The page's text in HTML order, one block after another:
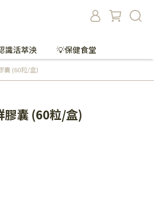
識活萃泱 💡保健食堂
囊 (60粒/盒)
膠囊 (60粒/盒)